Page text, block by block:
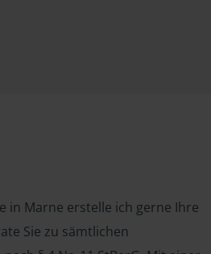
in Marne erstelle ich gerne Ihre
Sie zu sämtlichen